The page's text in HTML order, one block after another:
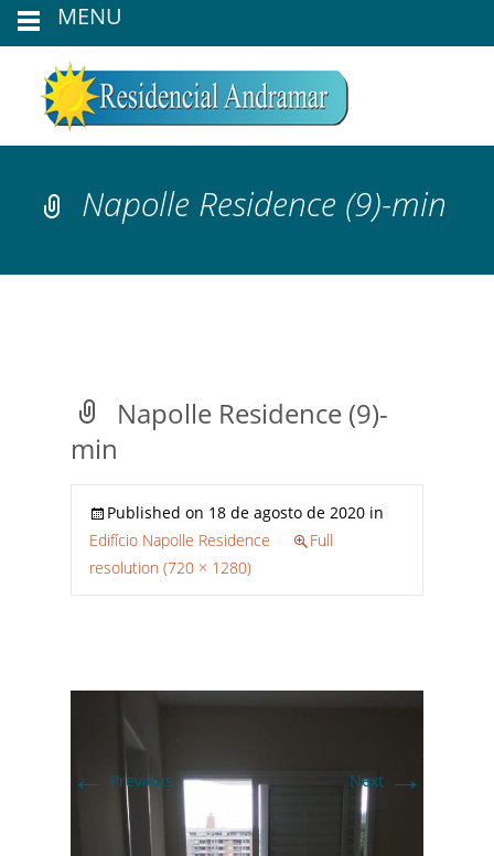
Napolle Residence (9)-min
Napolle Residence (9)-
min
Published on 18 de agosto de 2020 in
Edifício Napolle Residence
Full
resolution (720 × 1280)
← Previous Next →
MENU